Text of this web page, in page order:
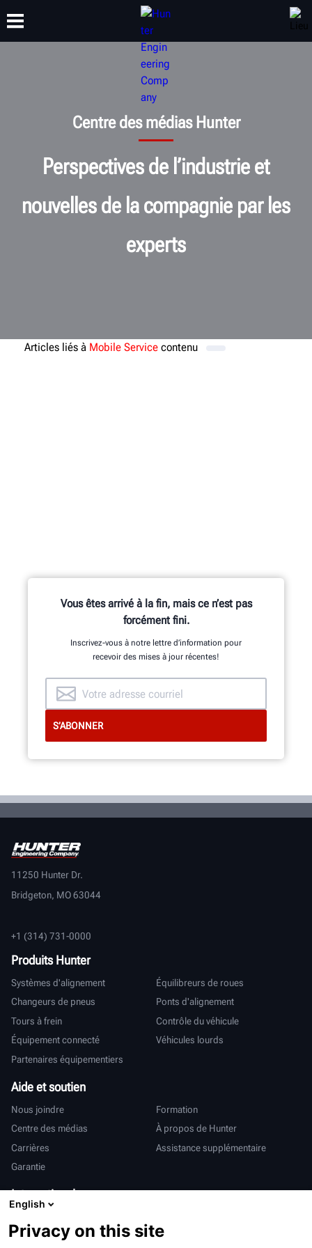
FORMATION
Centre des médias Hunter
Perspectives de l’industrie et
nouvelles de la compagnie par les
experts
Articles liés à Mobile Service contenu
Vous êtes arrivé à la fin, mais ce n’est pas
forcément fini.
Inscrivez-vous à notre lettre d’information pour
recevoir des mises à jour récentes!
11250 Hunter Dr.
Bridgeton, MO 63044
+1 (314) 731-0000
Produits Hunter
Systèmes d'alignement
Équilibreurs de roues
Changeurs de pneus
Ponts d'alignement
Tours à frein
Contrôle du véhicule
Équipement connecté
Véhicules lourds
Partenaires équipementiers
Aide et soutien
Nous joindre
Formation
Centre des médias
À propos de Hunter
Carrières
Assistance supplémentaire
Garantie
International
亨特中国
English
Privacy on this site